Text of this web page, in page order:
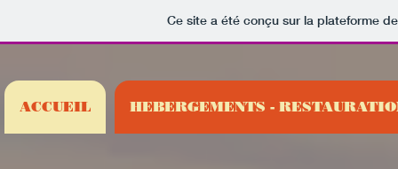
Ce site a été conçu sur la plateforme
ACCUEIL HEBERGEMENTS -